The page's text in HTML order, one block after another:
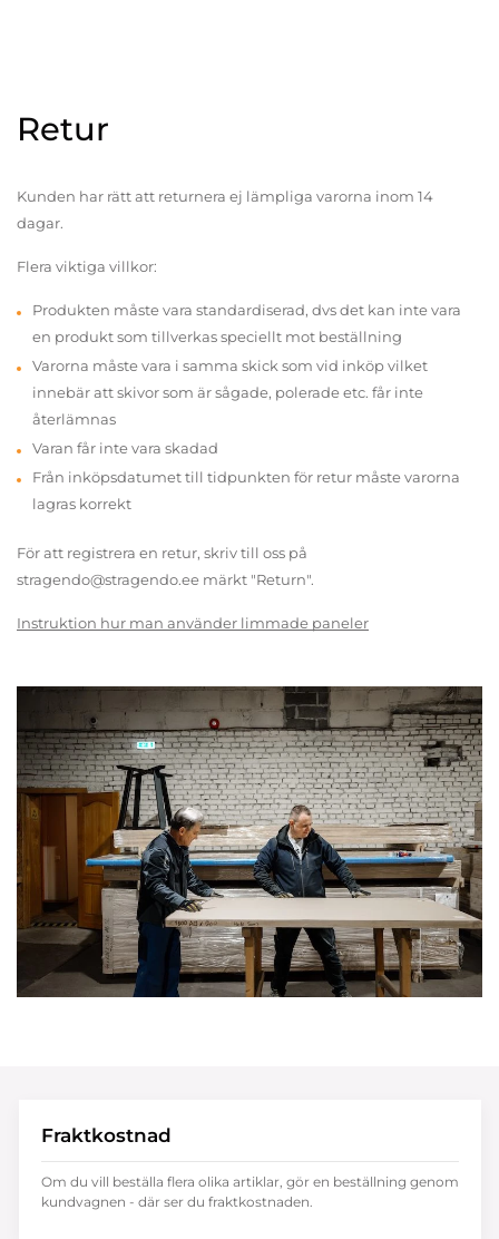
Retur
Kunden har rätt att returnera ej lämpliga varorna inom 14
dagar.
Flera viktiga villkor:
Produkten måste vara standardiserad, dvs det kan inte vara
en produkt som tillverkas speciellt mot beställning
Varorna måste vara i samma skick som vid inköp vilket
innebär att skivor som är sågade, polerade etc. får inte
återlämnas
Varan får inte vara skadad
Från inköpsdatumet till tidpunkten för retur måste varorna
lagras korrekt
För att registrera en retur, skriv till oss på
stragendo@stragendo.ee märkt "Return".
Instruktion hur man använder limmade paneler
Fraktkostnad
Om du vill beställa flera olika artiklar, gör en beställning genom
kundvagnen - där ser du fraktkostnaden.